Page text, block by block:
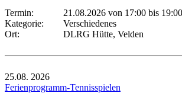
Termin:
21.08.2026 von 17:00 bis
Kategorie:
Verschiedenes
Ort:
DLRG Hütte, Velden
25.08. 2026
Ferienprogramm-Tennisspielen